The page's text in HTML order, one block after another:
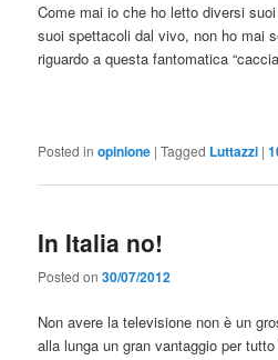
Come mai io che ho letto diversi
suoi spettacoli dal vivo, non ho mai
riguardo a questa fantomatica
Posted in opinione |Tagged Luttazzi |
In Italia no!
Posted on30/07/2012
Non avere la televisione non è un
alla lunga un gran vantaggio per